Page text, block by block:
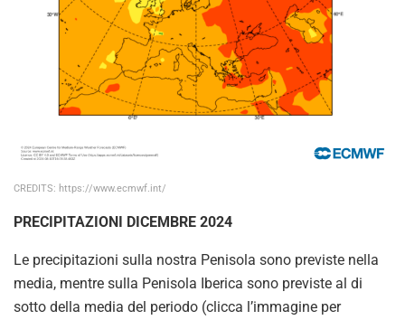
CREDITS: https://www.ecmwf.int/
PRECIPITAZIONI DICEMBRE 2024
Le precipitazioni sulla nostra Penisola sono previste nella
media, mentre sulla Penisola Iberica sono previste al di
sotto della media del periodo (clicca l’immagine per